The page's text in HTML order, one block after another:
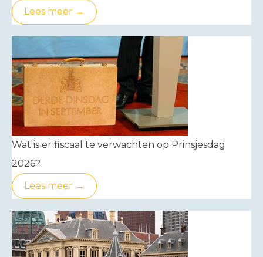
Lees meer →
Wat is er fiscaal te verwachten op Prinsjesdag
2026?
Lees meer →